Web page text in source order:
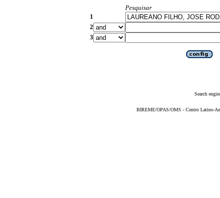
Pesquisar
1
2
3
Search
BIREME/OPAS/OMS - Centro Latino-